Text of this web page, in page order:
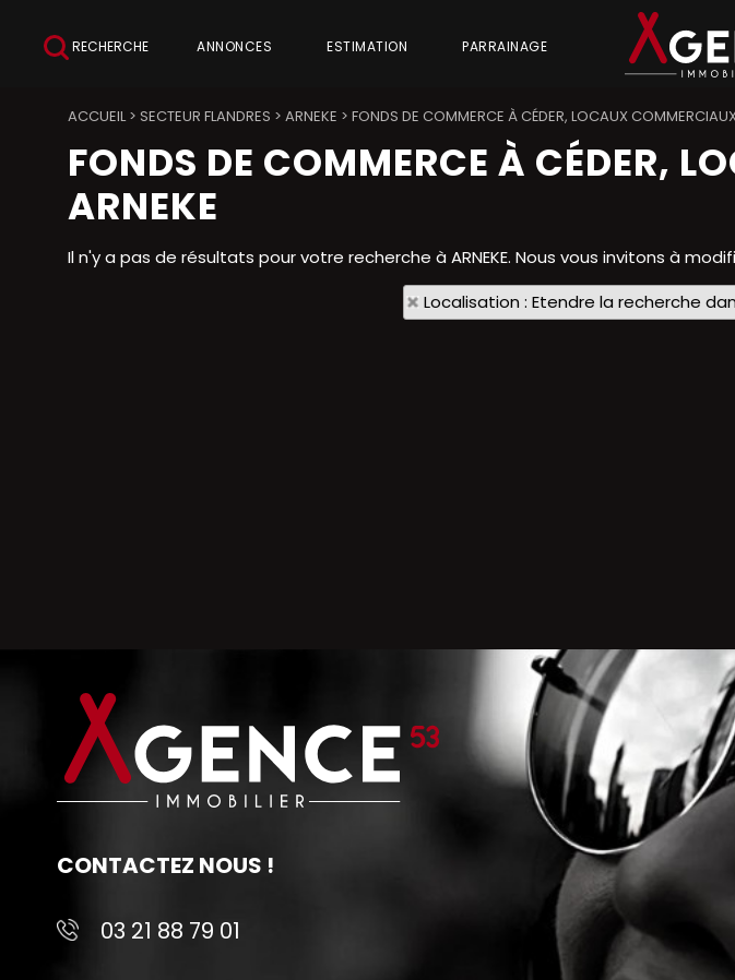
RECHERCHE ANNONCES ESTIMATION PARRAINAGE
ACCUEIL> SECTEUR FLANDRES > ARNEKE > FONDS DE COMMERCE À CÉDER, LOCAUX
FONDS DE COMMERCE À CÉDER,
ARNEKE
Il n'y a pas de résultats pour votre recherche à ARNEKE. Nous vous invitons à
Localisation : Etendre la recherche
CONTACTEZ NOUS !
03 21 88 79 01